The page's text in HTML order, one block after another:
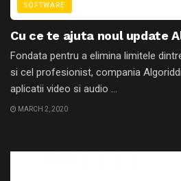
SOFTWARE
Cu ce te ajuta noul update
Fondata pentru a elimina limitele
si cel profesionist, compania
aplicatii video si audio ...
MARCH 2, 2020